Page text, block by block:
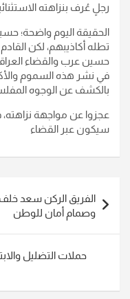
رجلٍ عُرف بنزاهته
​الحقيقة اليوم واضحة؛
تطله أكاذيبهم، لكن
حسين عرب والقضاء
في نشر هذه السموم
بالكشف عن الوجوه
​عجزوا عن مواجهة نزاهته،
سيكون عبر القضاء
المقالات
الفريق الركن سعد خلف
وصمام أمان للوطن
حملات التضليل